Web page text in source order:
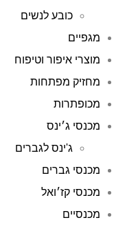
כובע לנשים
מגפיים
מוצרי איפור וטיפוח
מחזיק מפתחות
מכופתרות
מכנסי ג׳ינס
ג'ינס לגברים
מכנסי גברים
מכנסי קז׳ואל
מכנסיים